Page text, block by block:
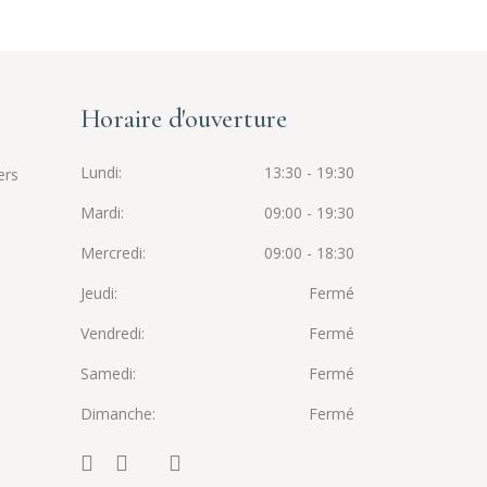
Horaire d'ouverture
Lundi
13:30 - 19:30
Mardi
09:00 - 19:30
Mercredi
09:00 - 18:30
Jeudi
Fermé
Vendredi
Fermé
Samedi
Fermé
Dimanche
Fermé